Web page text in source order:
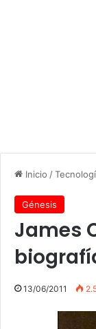
Inicio /
Génesis
James
13/06/2011